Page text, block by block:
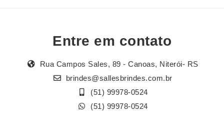
Entre em contato
Rua Campos Sales, 89 - Canoas, Niterói- RS
brindes@sallesbrindes.com.br
(51) 99978-0524
(51) 99978-0524